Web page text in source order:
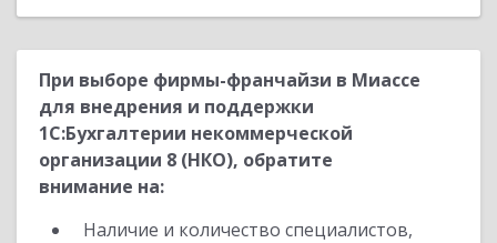
При выборе фирмы-франчайзи в Миассе
для внедрения и поддержки
1С:Бухгалтерии некоммерческой
организации 8 (НКО), обратите
внимание на:
Наличие и количество специалистов,